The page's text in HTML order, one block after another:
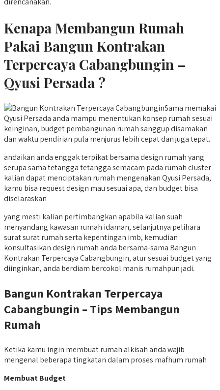
Kenapa Membangun Rumah
Pakai Bangun Kontrakan
Terpercaya Cabangbungin –
Qyusi Persada ?
Sama memakai
Qyusi Persada anda mampu menentukan konsep rumah sesuai
keinginan, budget pembangunan rumah sanggup disamakan
dan waktu pendirian pula menjurus lebih cepat dan juga tepat.
andaikan anda enggak terpikat bersama design rumah yang
serupa sama tetangga tetangga semacam pada rumah cluster
kalian dapat menciptakan rumah mengenakan Qyusi Persada,
kamu bisa request design mau sesuai apa, dan budget bisa
diselaraskan
yang mesti kalian pertimbangkan apabila kalian suah
menyandang kawasan rumah idaman, selanjutnya pelihara
surat surat rumah serta kepentingan imb, kemudian
konsultasikan design rumah anda bersama-sama Bangun
Kontrakan Terpercaya Cabangbungin, atur sesuai budget yang
diinginkan, anda berdiam bercokol manis rumahpun jadi.
Bangun Kontrakan Terpercaya
Cabangbungin – Tips Membangun
Rumah
Ketika kamu ingin membuat rumah alkisah anda wajib
mengenal beberapa tingkatan dalam proses mafhum rumah
Membuat Budget